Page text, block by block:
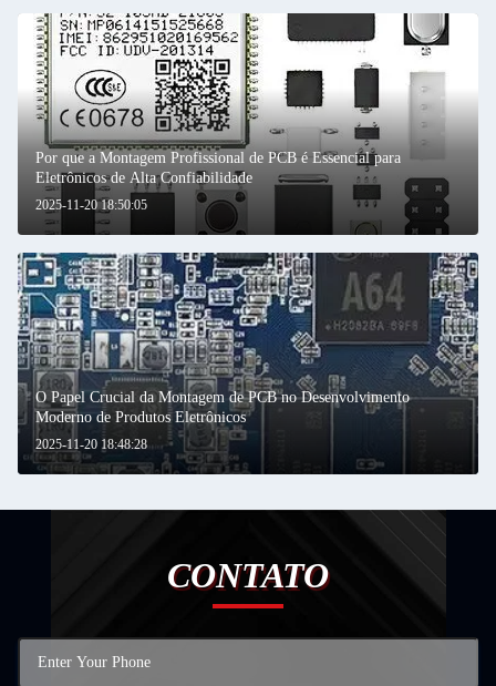
2025-11-20 18:50:05
Por que a Montagem Profissional de PCB é Essencial para
Eletrônicos de Alta Confiabilidade
2025-11-20 18:48:28
O Papel Crucial da Montagem de PCB no Desenvolvimento
Moderno de Produtos Eletrônicos
CONTATO